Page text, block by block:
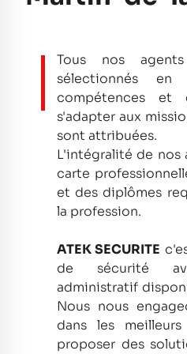
Tous nos
sélectionnés
compétences
s'adapter aux
sont attribuées.
L'intégralité de nos
carte
et des diplômes
la profession.
ATEK SECURITE
de sécurité
administratif
Nous nous
dans les
proposer des